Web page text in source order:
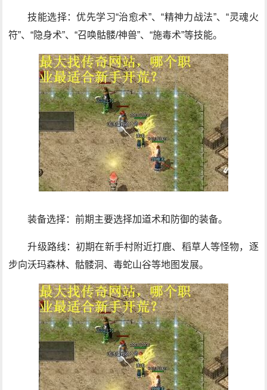
技能选择：优先学习“治愈术”、“精神力战法”、“灵魂火
符”、“隐身术”、“召唤骷髅/神兽”、“施毒术”等技能。
装备选择：前期主要选择加道术和防御的装备。
升级路线：初期在新手村附近打鹿、稻草人等怪物，逐
步向沃玛森林、骷髅洞、毒蛇山谷等地图发展。